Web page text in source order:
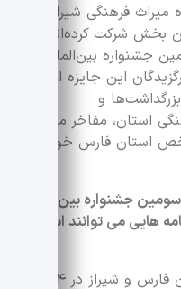
فرهنگی شیراز» راه
از ۸۶۰ اثر در این بخش شرکت کرده‌اند و
جشنواره بین‌المللی
این جایزه اعطا
و
استان، مفاخر میراث
استان فارس خواهیم
جشنواره بین‌المللی
هایی می توانند استفاده